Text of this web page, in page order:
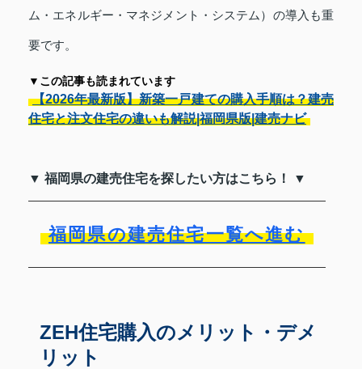
ム・エネルギー・マネジメント・システム）の導入も重
要です。
▼この記事も読まれています
【2026年最新版】新築一戸建ての購入手順は？建売
住宅と注文住宅の違いも解説|福岡県版|建売ナビ
▼ 福岡県の建売住宅を探したい方はこちら！ ▼
福岡県の建売住宅一覧へ進む
ZEH住宅購入のメリット・デメ
リット